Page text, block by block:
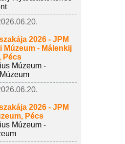
2026 - JPM
Múzeum - Málenkij
Pécs
Múzeum -
2026 - JPM
Pécs
Múzeum -